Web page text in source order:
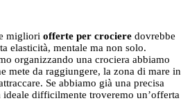
migliori offerte per crociere dovrebbe
elasticità, mentale ma non solo.
organizzando una crociera abbiamo
mete da raggiungere, la zona di mare in
Se abbiamo già una precisa
ideale difficilmente troveremo un’offerta